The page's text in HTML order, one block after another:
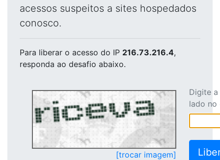
acessos suspeitos a sites hospedados
conosco.
Para liberar o acesso do IP 216.73.216.4,
responda ao desafio abaixo.
[trocar imagem]
Digite
lado no